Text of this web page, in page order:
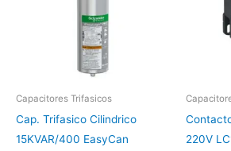
Capacitores Trifasicos
Cap. Trifasico Cilindrico
15KVAR/400 EasyCan
220V